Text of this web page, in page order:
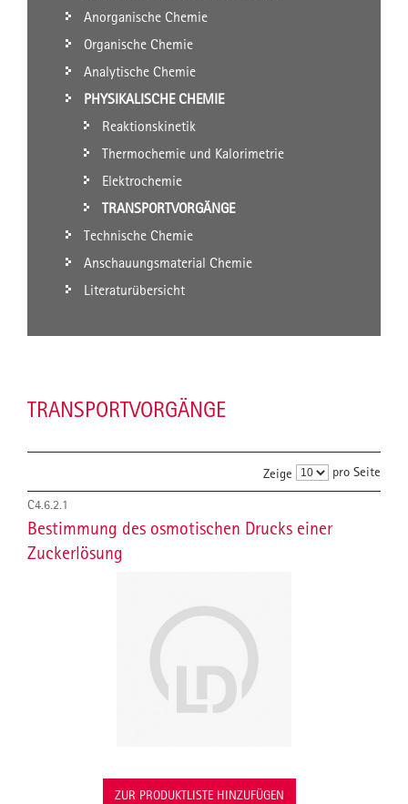
Anorganische Chemie
Organische Chemie
Analytische Chemie
PHYSIKALISCHE CHEMIE
Reaktionskinetik
Thermochemie und Kalorimetrie
Elektrochemie
TRANSPORTVORGÄNGE
Technische Chemie
Anschauungsmaterial Chemie
Literaturübersicht
TRANSPORTVORGÄNGE
Zeige pro Seite
C4.6.2.1
Bestimmung des osmotischen Drucks einer
Zuckerlösung
ZUR PRODUKTLISTE HINZUFÜGEN